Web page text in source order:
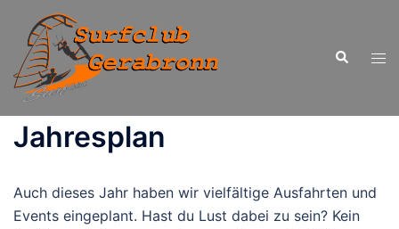
Inhalt
springen
Suche
Jahresplan
Auch dieses Jahr haben wir vielfältige Ausfahrten und
Events eingeplant. Hast du Lust dabei zu sein? Kein